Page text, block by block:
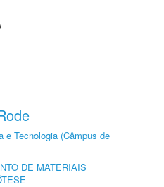
e Tecnologia (Câmpus de
DE MATERIAIS